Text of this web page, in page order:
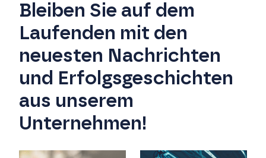
DV GROUP CONTROL ermöglicht es Ihnen,
einen proaktiven Ansatz für die
Instandhaltung zu wählen, Ihren Betrieb zu
optimieren, Ihre Gesamtrentabilität zu
verbessern und operative Exzellenz zu
erreichen.
Bleiben Sie auf dem
Laufenden mit den
neuesten Nachrichten
und Erfolgsgeschichten
aus unserem
Unternehmen!